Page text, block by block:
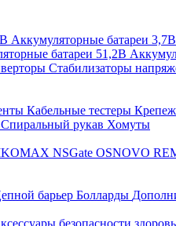
Аккумуляторные батареи 3,7В
батареи 51,2В
Стабилизаторы
Кабельные тестеры
Спиральный рукав Хомуты
NSGate OSNOVO
барьер Болларды
безопасности